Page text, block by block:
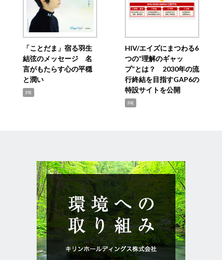
「ことだま」宿る羽生
結弦のメッセージ 名
言がもたらす心の平穏
と潤い
PR
HIV/エイズにまつわる6
つの“理解のギャッ
プ”とは？ 2030年の流
行終結を目指すGAP6の
特設サイトを公開
PR